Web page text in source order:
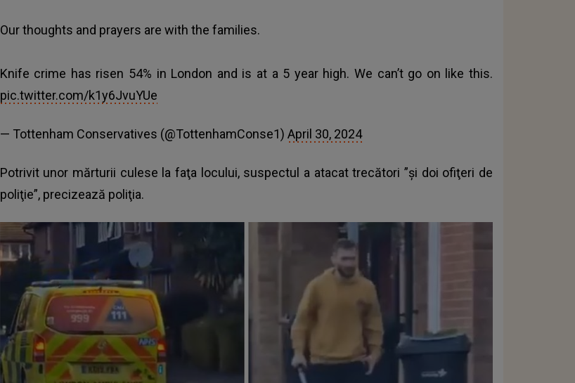
Our thoughts and prayers are with the families.
Knife crime has risen 54% in London and is at a 5 year high. We can’t go on like this.
pic.twitter.com/k1y6JvuYUe
— Tottenham Conservatives (@TottenhamConse1) April 30, 2024
Potrivit unor mărturii culese la faţa locului, suspectul a atacat trecători ”şi doi ofiţeri de
poliţie”, precizează poliţia.